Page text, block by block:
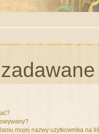
mojej nazwy użytkownika na